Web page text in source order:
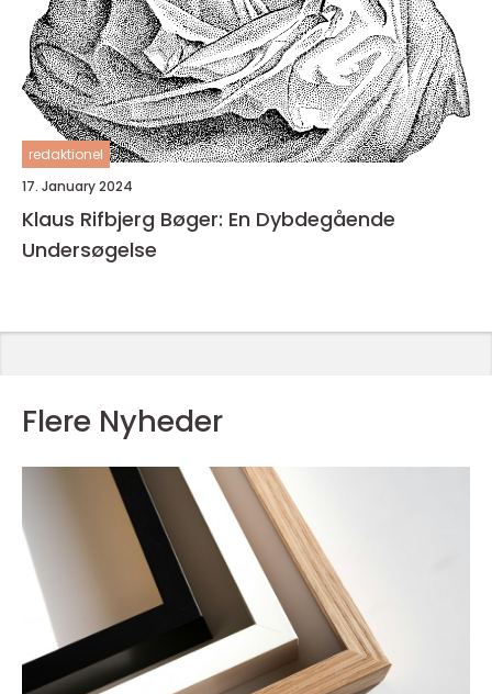
redaktionel
17. January 2024
Klaus Rifbjerg Bøger: En Dybdegående
Undersøgelse
Flere Nyheder